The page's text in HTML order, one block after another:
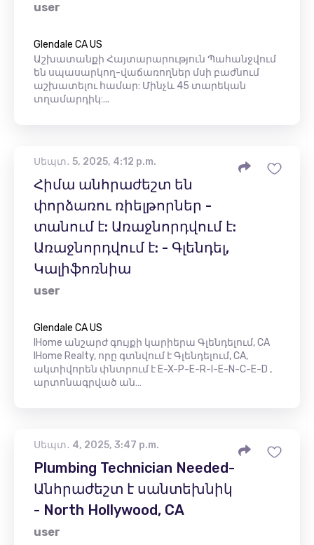
user
Glendale CA US
Աշխատանքի Հայտարարություն Պահանջվում
են սպասարկող-վաճառողներ մսի բաժնում
աշխատելու համար: Մինչև 45 տարեկան
տղամարդիկ:...
Սեպտ․ 5, 2025, 4:12 p.m.
Հիմա անհրաժեշտ են
փորձառու ռիելթորներ -
տանում է: Առաջնորդվում է:
Առաջնորդվում է: - Գլենդել,
Կալիֆոռնիա
user
Glendale CA US
IHome անշարժ գույքի կարիերա Գլենդելում, CA
IHome Realty, որը գտնվում է Գլենդելում, CA,
ակտիվորեն փնտրում է E-X-P-E-R-I-E-N-C-E-D ,
արտոնագրված ան…
Սեպտ․ 4, 2025, 3:47 p.m.
Plumbing Technician Needed-
Անհրաժեշտ է սանտեխնիկ
- North Hollywood, CA
user